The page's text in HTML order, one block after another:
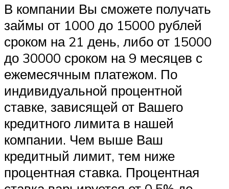
В компании Вы сможете получать
займы от 1000 до 15000 рублей
сроком на 21 день, либо от 15000
до 30000 сроком на 9 месяцев с
ежемесячным платежом. По
индивидуальной процентной
ставке, зависящей от Вашего
кредитного лимита в нашей
компании. Чем выше Ваш
кредитный лимит, тем ниже
процентная ставка. Процентная